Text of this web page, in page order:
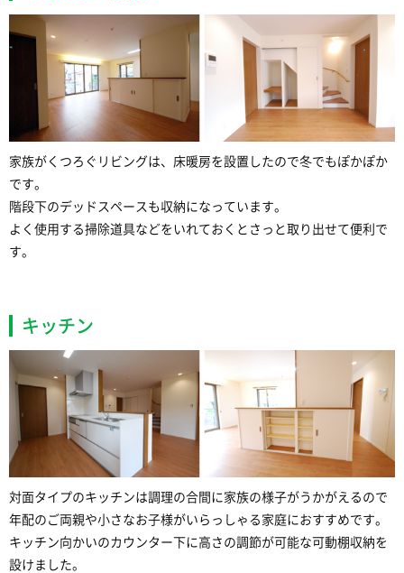
家族がくつろぐリビングは、床暖房を設置したので冬でもぽかぽか
です。
階段下のデッドスペースも収納になっています。
よく使用する掃除道具などをいれておくとさっと取り出せて便利で
す。
キッチン
対面タイプのキッチンは調理の合間に家族の様子がうかがえるので
年配のご両親や小さなお子様がいらっしゃる家庭におすすめです。
キッチン向かいのカウンター下に高さの調節が可能な可動棚収納を
設けました。